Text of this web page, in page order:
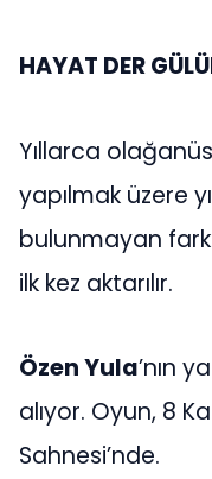
HAYAT DER
Yıllarca
yapılmak üzere
bulunmayan
ilk kez aktarılır.
Özen Yula’nın
alıyor. Oyun, 8
Sahnesi’nde.